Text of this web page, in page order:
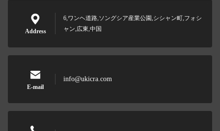
Address
6,ワンヘ道路,ソングシア産業公園,シシャン町,フォシ
ャン,広東,中国
E-mail
info@ukicra.com